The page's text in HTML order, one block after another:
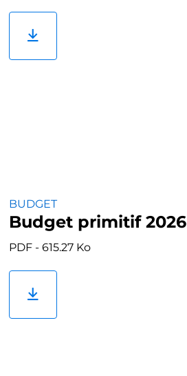
BUDGET
Budget primitif 2026
PDF - 615.27 Ko